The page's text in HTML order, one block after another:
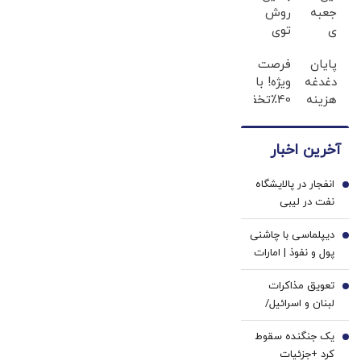
جعبه
ی
خنده
رو رو
لبات
خرید40%تخفیف
روش
توی
و
زیبایی
دندوناتو
پایان
دغدغه
هزینه
پزشکی
سفید
کننده
خانگی
فرصت
ویژه! با
40٪تخفیف
کامپوزیت
کن
آخرین اخبار
انفجار در پالایشگاه
نفت در لیبی
+جزئیات
1
دیپلماسی با چاشنی
پول و نفوذ | امارات
چطور لقب اسپارت
کوچک را گرفت؟ |
جنگ ایران آزمون
وفاداری به آمریکا
بود؟
2
تعویق مذاکرات
لبنان و اسرائیل/
ماجرا چه بود؟
3
یک جنگنده سقوط
کرد +جزئیات
4